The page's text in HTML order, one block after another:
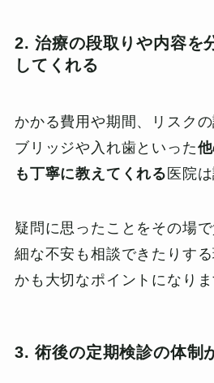
2. 治療の段取りや内容を
してくれる
かかる費用や期間、リスクの
ブリッジや入れ歯といった
も丁寧に教えてくれる 医院
疑問に思ったことをその場
細な不安も相談できたりす
かも大切なポイントになりま
3. 術後の定期検診の体制